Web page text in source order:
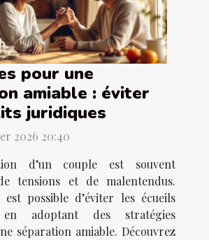
pour une
amiable : éviter
juridiques
2026 20:40
d’un couple est souvent
tensions et de malentendus.
possible d’éviter les écueils
en adoptant des stratégies
séparation amiable. Découvrez